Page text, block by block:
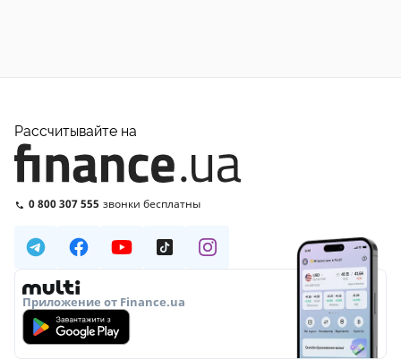
Рассчитывайте на
0 800 307 555 звонки бесплатны
Приложение от Finance.ua